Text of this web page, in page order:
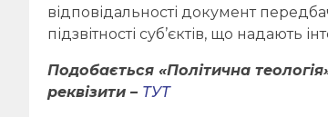
відповідальності документ
підзвітності суб’єктів, що надають
Подобається «Політична
реквізити – ТУТ